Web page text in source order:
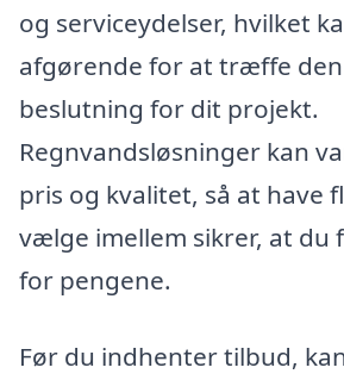
og serviceydelser, hvilket
afgørende for at træffe
beslutning for dit projekt.
Regnvandsløsninger kan
pris og kvalitet, så at have
vælge imellem sikrer, at du
for pengene.
Før du indhenter tilbud,